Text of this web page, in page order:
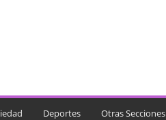
Deportes Otras Secciones